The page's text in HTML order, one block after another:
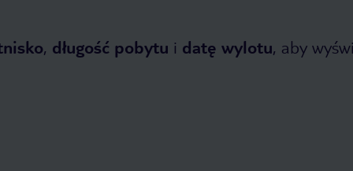
, długość pobytu i datę wylotu, aby